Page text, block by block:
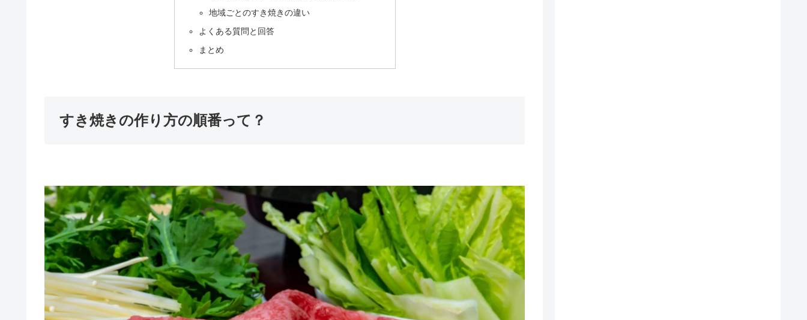
地域ごとのすき焼きの違い
よくある質問と回答
まとめ
すき焼きの作り方の順番って？